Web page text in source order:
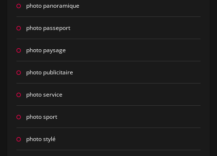
photo panoramique
photo passeport
photo paysage
photo publicitaire
photo service
photo sport
photo stylé